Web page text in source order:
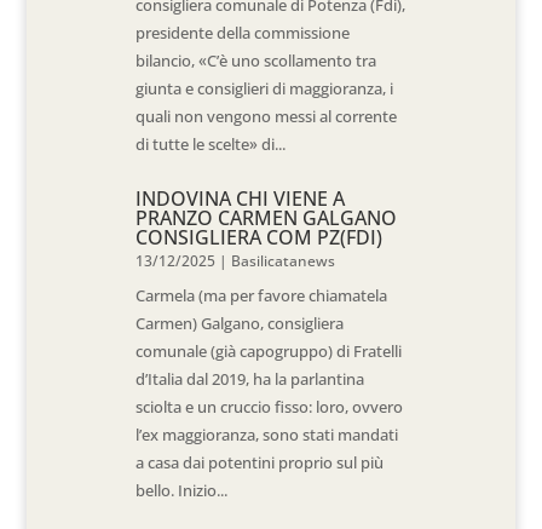
consigliera comunale di Potenza (Fdi),
presidente della commissione
bilancio, «C’è uno scollamento tra
giunta e consiglieri di maggioranza, i
quali non vengono messi al corrente
di tutte le scelte» di...
INDOVINA CHI VIENE A
PRANZO CARMEN GALGANO
CONSIGLIERA COM PZ(FDI)
13/12/2025 | Basilicatanews
Carmela (ma per favore chiamatela
Carmen) Galgano, consigliera
comunale (già capogruppo) di Fratelli
d’Italia dal 2019, ha la parlantina
sciolta e un cruccio fisso: loro, ovvero
l’ex maggioranza, sono stati mandati
a casa dai potentini proprio sul più
bello. Inizio...